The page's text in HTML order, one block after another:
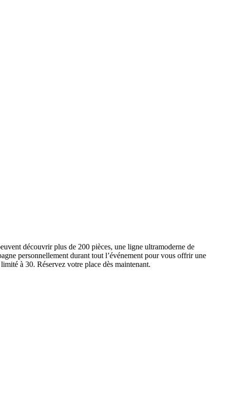
découvrir plus de 200 pièces, une ligne ultramoderne de
personnellement durant tout l’événement pour vous offrir une
à 30. Réservez votre place dès maintenant.